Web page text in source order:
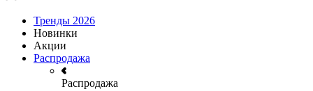
Тренды 2026
Новинки
Акции
Распродажа
Распродажа